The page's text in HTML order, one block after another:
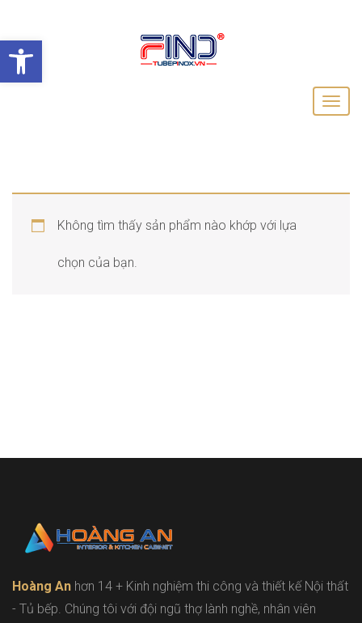
Không tìm thấy sản phẩm nào khớp với lựa
chọn của bạn.
Hoàng An hơn 14 + Kinh nghiệm thi công và thiết kế Nội thất
- Tủ bếp. Chúng tôi với đội ngũ thợ lành nghề, nhân viên
Open toolbar